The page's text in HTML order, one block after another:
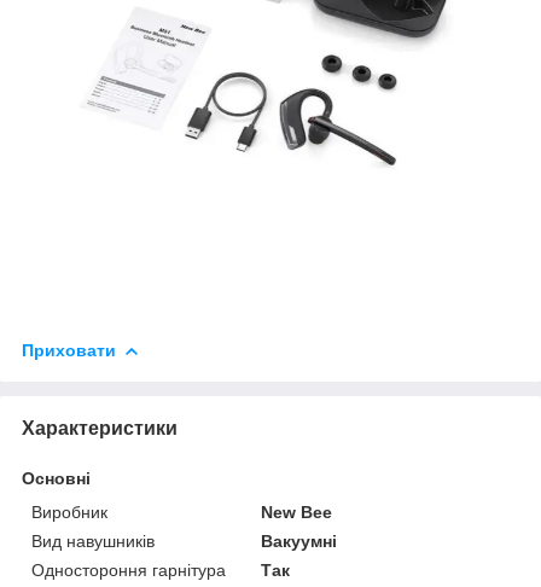
Приховати
Характеристики
Основні
Виробник
New Bee
Вид навушників
Вакуумні
Одностороння гарнітура
Так